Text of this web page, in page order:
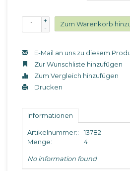
+
-
Zum Warenkorb
E-Mail an uns zu diesem
Zur Wunschliste hinzufügen
Zum Vergleich hinzufügen
Drucken
Informationen
Artikelnummer::
13782
Menge:
4
No information found